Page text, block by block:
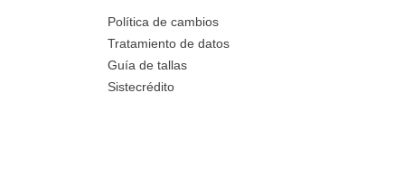
Política de cambios
Tratamiento de datos
Guía de tallas
Sistecrédito